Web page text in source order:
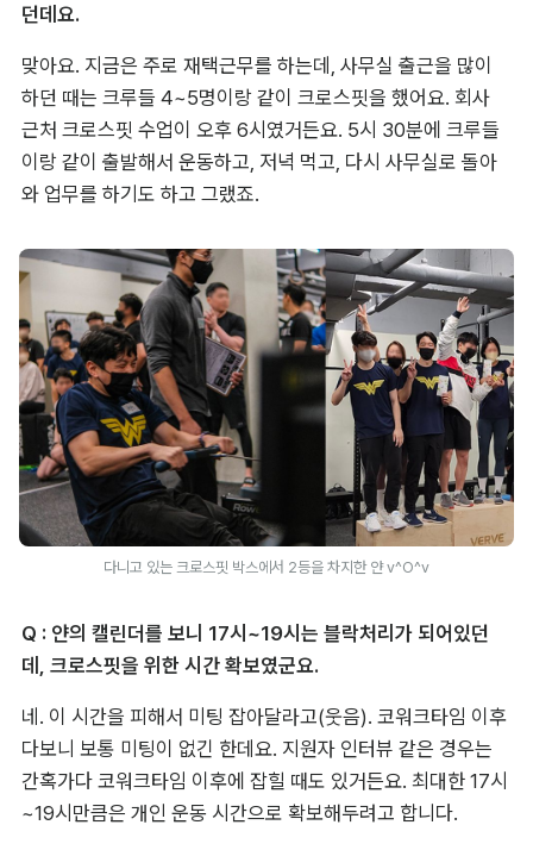
던데요.
맞아요. 지금은 주로 재택근무를 하는데, 사무실 출근을 많이
하던 때는 크루들 4~5명이랑 같이 크로스핏을 했어요. 회사
근처 크로스핏 수업이 오후 6시였거든요. 5시 30분에 크루들
이랑 같이 출발해서 운동하고, 저녁 먹고, 다시 사무실로 돌아
와 업무를 하기도 하고 그랬죠.
다니고 있는 크로스핏 박스에서 2등을 차지한 얀 v^O^v
Q : 얀의 캘린더를 보니 17시~19시는 블락처리가 되어있던
데, 크로스핏을 위한 시간 확보였군요.
네. 이 시간을 피해서 미팅 잡아달라고(웃음). 코워크타임 이후
다보니 보통 미팅이 없긴 한데요. 지원자 인터뷰 같은 경우는
간혹가다 코워크타임 이후에 잡힐 때도 있거든요. 최대한 17시
~19시만큼은 개인 운동 시간으로 확보해두려고 합니다.